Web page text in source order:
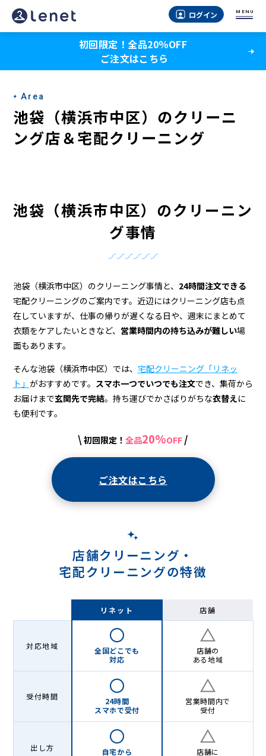
池
袋
浜
市
中
区）
リ
ー
グ
店
＆
宅
配
ク
リ
ログイン MENU
初回限定！全品20％OFF
ご注文はこちら
Area
池袋（横浜市中区）のクリーニ
ング店＆宅配クリーニング
池袋（横浜市中区）のクリーニン
グ事情
池袋（横浜市中区）のクリーニング事情と、 24時間注文できる
宅配クリーニングのご案内です。近辺にはクリーニング店も点
在していますが、仕事の帰りが遅くなる日や、週末にまとめて
衣類をケアしたいときなど、 営業時間内の持ち込みが難しい場
面もあります。
そんな池袋（横浜市中区）では、 宅配クリーニング「リネッ
ト」 がおすすめです。 スマホ一つでいつでも注文でき、集荷から
お届けまで玄関先で完結。持ち運びでかさばりがちな衣替えに
も便利です。
\ 初回限定！ 全品20%OFF /
ご注文はこちら
店舗クリーニング・
宅配クリーニングの特徴
リネット 店舗
対応地域
全国どこでも
対応
店舗の
ある地域
受付時間
24時間
スマホで受付
営業時間内で
受付
出し方
自宅から
店舗に